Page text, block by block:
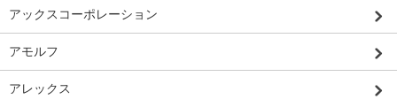
アックスコーポレーション
アモルフ
アレックス